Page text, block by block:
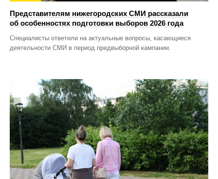
Представителям нижегородских СМИ рассказали
об особенностях подготовки выборов 2026 года
Специалисты ответили на актуальные вопросы, касающиеся
деятельности СМИ в период предвыборной кампании.